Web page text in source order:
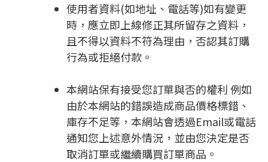
使用者資料(如地址、電話等)如有變更
時，應立即上線修正其所留存之資料，
且不得以資料不符為理由，否認其訂購
行為或拒絕付款。
本網站保有接受您訂單與否的權利 例如
由於本網站的錯誤造成商品價格標錯、
庫存不足等，本網站會透過Email或電話
通知您上述意外情況，並由您決定是否
取消訂單或繼續購買訂單商品。